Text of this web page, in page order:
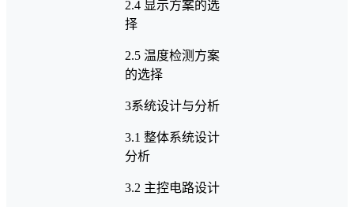
2.4 显示方案的选
择
2.5 温度检测方案
的选择
3系统设计与分析
3.1 整体系统设计
分析
3.2 主控电路设计